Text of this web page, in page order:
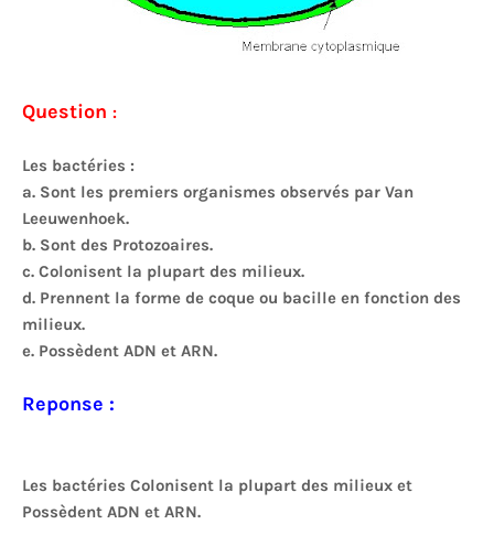
Question :
Les bactéries :
a. Sont les premiers organismes observés par Van
Leeuwenhoek.
b. Sont des Protozoaires.
c. Colonisent la plupart des milieux.
d. Prennent la forme de coque ou bacille en fonction des
milieux.
e. Possèdent ADN et ARN.
Reponse :
Les bactéries Colonisent la plupart des milieux et
Possèdent ADN et ARN.